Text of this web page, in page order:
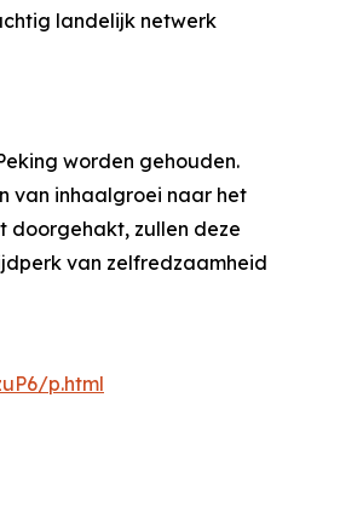
landelijk netwerk
worden gehouden.
van inhaalgroei naar het
doorgehakt, zullen deze
van zelfredzaamheid
p.html